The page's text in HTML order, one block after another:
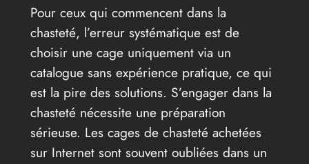
Pour ceux qui commencent dans la
chasteté, l’erreur systématique est de
choisir une cage uniquement via un
catalogue sans expérience pratique, ce qui
est la pire des solutions. S’engager dans la
chasteté nécessite une préparation
sérieuse. Les cages de chasteté achetées
sur Internet sont souvent oubliées dans un